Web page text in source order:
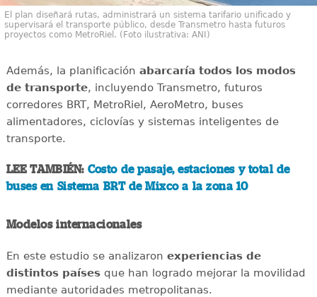
El plan diseñará rutas, administrará un sistema tarifario unificado y
supervisará el transporte público, desde Transmetro hasta futuros
proyectos como MetroRiel. (Foto ilustrativa: ANI)
Además, la planificación abarcaría todos los modos
de transporte, incluyendo Transmetro, futuros
corredores BRT, MetroRiel, AeroMetro, buses
alimentadores, ciclovías y sistemas inteligentes de
transporte.
LEE TAMBIÉN: Costo de pasaje, estaciones y total de
buses en Sistema BRT de Mixco a la zona 10
Modelos internacionales
En este estudio se analizaron experiencias de
distintos paísesque han logrado mejorar la movilidad
mediante autoridades metropolitanas.